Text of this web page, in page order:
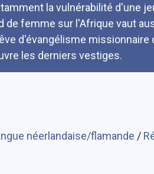
la vulnérabilité d'une
de femme sur l'Afrique vaut
d'évangélisme missionnaire
les derniers vestiges.
néerlandaise/flamande /